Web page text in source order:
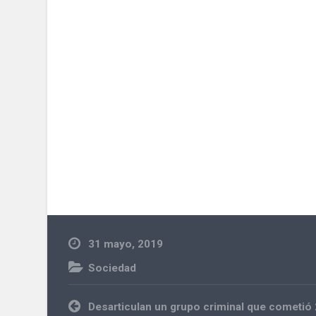
31 mayo, 2019
Sociedad
Navegación
Desarticulan un grupo criminal que cometió